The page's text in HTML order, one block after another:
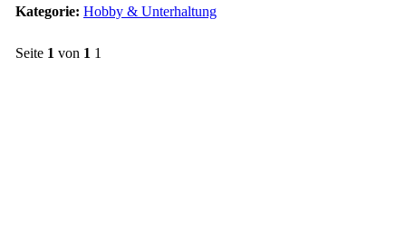
Kategorie: Hobby & Unterhaltung
Seite 1 von 1 1